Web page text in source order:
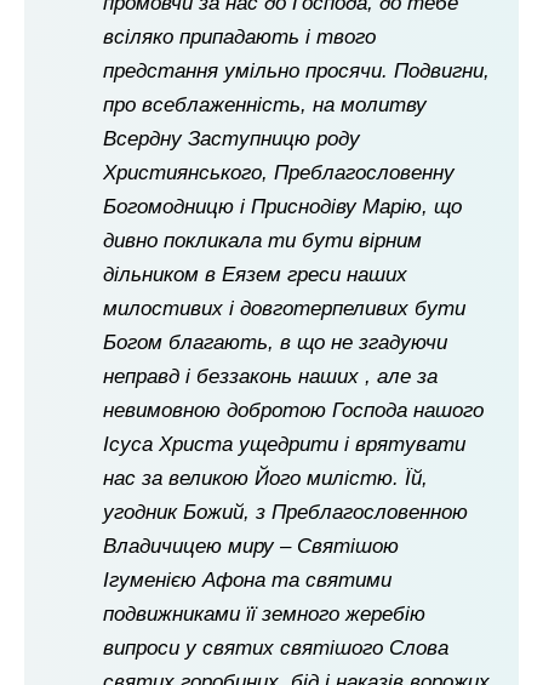
всіляко припадають і твого
предстання умільно просячи. Подвигни,
про всеблаженність, на молитву
Всердну Заступницю роду
Християнського, Преблагословенну
Богомодницю і Приснодіву Марію, що
дивно покликала ти бути вірним
дільником в Еязем греси наших
милостивих і довготерпеливих бути
Богом благають, в що не згадуючи
неправд і беззаконь наших , але за
невимовною добротою Господа нашого
Ісуса Христа ущедрити і врятувати
нас за великою Його милістю. Їй,
угодник Божий, з Преблагословенною
Владичицею миру – Святішою
Ігуменією Афона та святими
подвижниками її земного жеребію
випроси у святих святішого Слова